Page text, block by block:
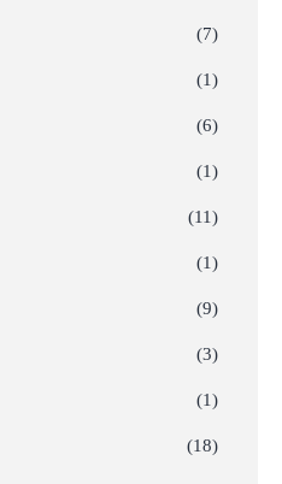
(7)
(1)
(6)
(1)
(11)
(1)
(9)
(3)
(1)
(18)